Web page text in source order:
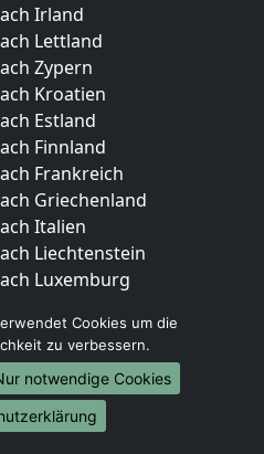
Irland
Lettland
Zypern
Kroatien
Estland
Finnland
Frankreich
Griechenland
Italien
Liechtenstein
Luxemburg
Norwegen
Berlin
Hamburg
Cookies um die
zu verbessern.
notwendige Cookies